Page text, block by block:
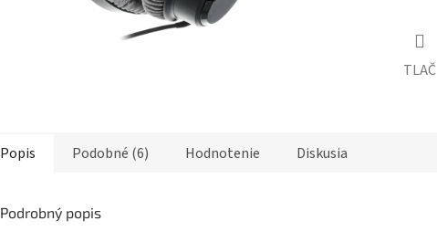
TLAČ
Popis Podobné (6) Hodnotenie Diskusia
Podrobný popis